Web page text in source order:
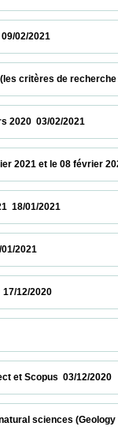
2021  09/02/2021
sur (les critères de
20 mars 2020  03/
2021 et le 08
2021  18/01/
12/01/2021
17/12/2020
et Scopus
natural sciences